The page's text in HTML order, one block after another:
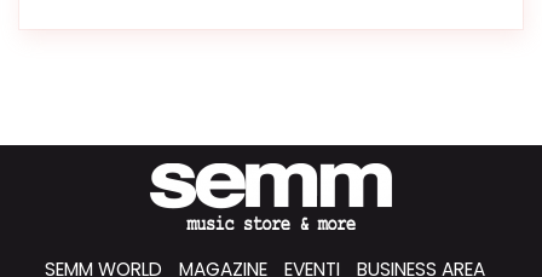
SEMM WORLD MAGAZINE EVENTI
BUSINESS AREA